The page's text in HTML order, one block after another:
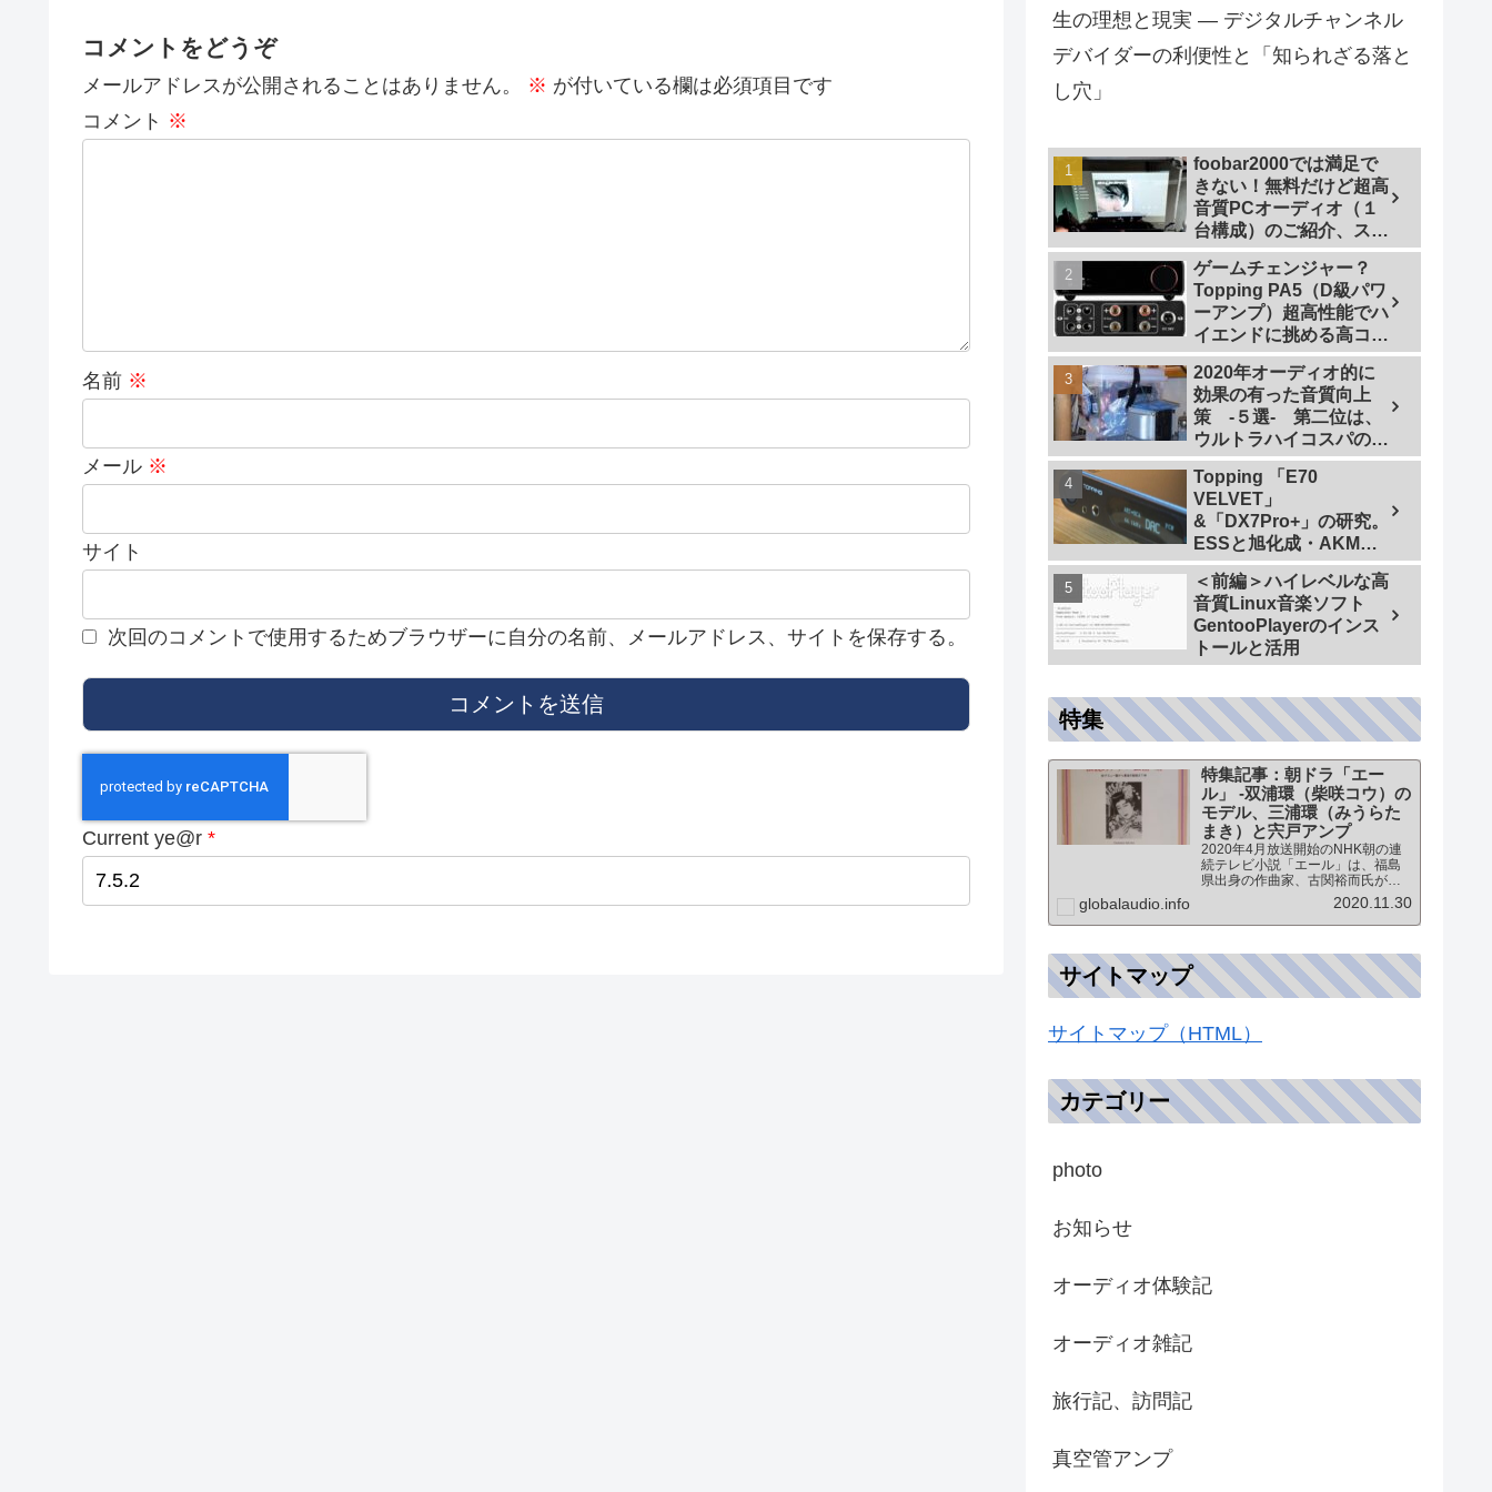
コメントをどうぞ
メールアドレスが公開されることはありません。 ※ が付いている欄は必須項目です
コメント ※
名前 ※
メール ※
サイト
次回のコメントで使用するためブラウザーに自分の名前、メールアドレス、サイトを保存する。
Current ye@r *
生の理想と現実 — デジタルチャンネル
デバイダーの利便性と「知られざる落と
し穴」
foobar2000では満足で
きない！無料だけど超高
音質PCオーディオ（１
台構成）のご紹介、スマ
ホで操作も
ゲームチェンジャー？
Topping PA5（D級パワ
ーアンプ）超高性能でハ
イエンドに挑める高コス
トパフォーマンスなパワ
ーアンプの研究
2020年オーディオ的に
効果の有った音質向上
策 -５選- 第二位は、
ウルトラハイコスパの仮
想アース
Topping 「E70
VELVET」
&「DX7Pro+」の研究。
ESSと旭化成・AKMの
ハイエンドDAC比較＜
同一メーカーでテスト
【ES9038PRO Vs
AK4499EX】＞
＜前編＞ハイレベルな高
音質Linux音楽ソフト
GentooPlayerのインス
トールと活用
特集
特集記事：朝ドラ「エー
ル」 -双浦環（柴咲コウ）の
モデル、三浦環（みうらた
まき）と宍戸アンプ
2020年4月放送開始のNHK朝の連
続テレビ小説「エール」は、福島
県出身の作曲家、古関裕而氏がモ
デルとなっています。このドラマ
に登場する戦前の声楽家、三浦環
さんと、本サイトにも登場する宍
によるシングルアンプ製作…
globalaudio.info 2020.11.30
サイトマップ
サイトマップ（HTML）
カテゴリー
photo
お知らせ
オーディオ体験記
オーディオ雑記
旅行記、訪問記
真空管アンプ